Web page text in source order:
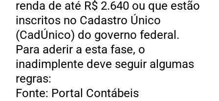
renda de até R$ 2.640 ou que estão
inscritos no Cadastro Único
(CadÚnico) do governo federal.
Para aderir a esta fase, o
inadimplente deve seguir algumas
regras:
Fonte: Portal Contábeis